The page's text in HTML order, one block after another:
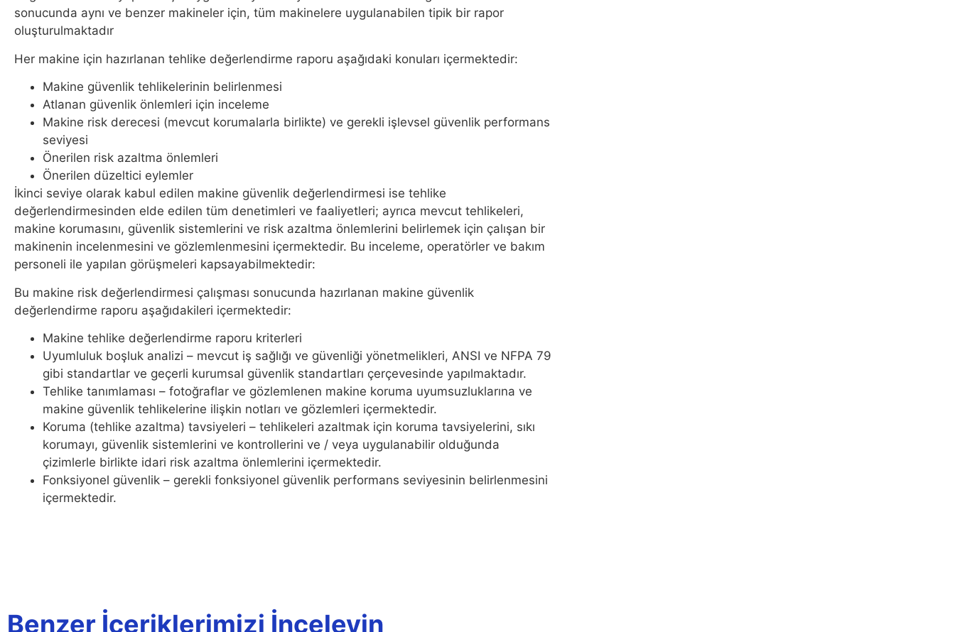
sonucunda aynı ve benzer makineler için, tüm makinelere uygulanabilen tipik bir rapor
oluşturulmaktadır
Her makine için hazırlanan tehlike değerlendirme raporu aşağıdaki konuları içermektedir:
Makine güvenlik tehlikelerinin belirlenmesi
Atlanan güvenlik önlemleri için inceleme
Makine risk derecesi (mevcut korumalarla birlikte) ve gerekli işlevsel güvenlik performans
seviyesi
Önerilen risk azaltma önlemleri
Önerilen düzeltici eylemler
İkinci seviye olarak kabul edilen makine güvenlik değerlendirmesi ise tehlike
değerlendirmesinden elde edilen tüm denetimleri ve faaliyetleri; ayrıca mevcut tehlikeleri,
makine korumasını, güvenlik sistemlerini ve risk azaltma önlemlerini belirlemek için çalışan bir
makinenin incelenmesini ve gözlemlenmesini içermektedir. Bu inceleme, operatörler ve bakım
personeli ile yapılan görüşmeleri kapsayabilmektedir:
Bu makine risk değerlendirmesi çalışması sonucunda hazırlanan makine güvenlik
değerlendirme raporu aşağıdakileri içermektedir:
Makine tehlike değerlendirme raporu kriterleri
Uyumluluk boşluk analizi – mevcut iş sağlığı ve güvenliği yönetmelikleri, ANSI ve NFPA 79
gibi standartlar ve geçerli kurumsal güvenlik standartları çerçevesinde yapılmaktadır.
Tehlike tanımlaması – fotoğraflar ve gözlemlenen makine koruma uyumsuzluklarına ve
makine güvenlik tehlikelerine ilişkin notları ve gözlemleri içermektedir.
Koruma (tehlike azaltma) tavsiyeleri – tehlikeleri azaltmak için koruma tavsiyelerini, sıkı
korumayı, güvenlik sistemlerini ve kontrollerini ve / veya uygulanabilir olduğunda
çizimlerle birlikte idari risk azaltma önlemlerini içermektedir.
Fonksiyonel güvenlik – gerekli fonksiyonel güvenlik performans seviyesinin belirlenmesini
içermektedir.
Benzer İçeriklerimizi İnceleyin